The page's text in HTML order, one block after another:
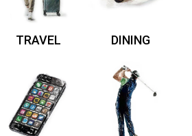
TRAVEL DINING